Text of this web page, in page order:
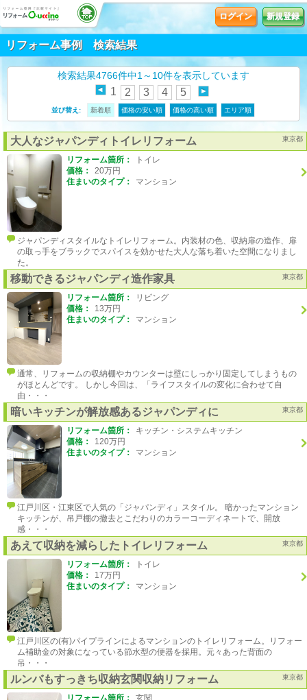
ログイン 新規登録
リフォーム事例 検索結果
検索結果4766件中1～10件を表示しています
1 2 3 4 5
並び替え: 新着順 価格の安い順 価格の高い順 エリア順
大人なジャパンディトイレリフォーム 東京都
リフォーム箇所：
トイレ
価格：
20万円
住まいのタイプ：
マンション
ジャパンディスタイルなトイレリフォーム。内装材の色、収納扉の造作、扉
の取っ手をブラックでスパイスを効かせた大人な落ち着いた空間になりまし
た。
移動できるジャパンディ造作家具 東京都
リフォーム箇所：
リビング
価格：
13万円
住まいのタイプ：
マンション
通常、リフォームの収納棚やカウンターは壁にしっかり固定してしまうもの
がほとんどです。 しかし今回は、「ライフスタイルの変化に合わせて自
由・・・
暗いキッチンが解放感あるジャパンディに 東京都
リフォーム箇所：
キッチン・システムキッチン
価格：
120万円
住まいのタイプ：
マンション
江戸川区・江東区で人気の「ジャパンディ」スタイル。 暗かったマンション
キッチンが、吊戸棚の撤去とこだわりのカラーコーディネートで、開放
感・・・
あえて収納を減らしたトイレリフォーム 東京都
リフォーム箇所：
トイレ
価格：
17万円
住まいのタイプ：
マンション
江戸川区の(有)パイプラインによるマンションのトイレリフォーム。リフォー
ム補助金の対象になっている節水型の便器を採用。元々あった背面の
吊・・・
ルンバもすっきち収納玄関収納リフォーム 東京都
リフォーム箇所：
玄関